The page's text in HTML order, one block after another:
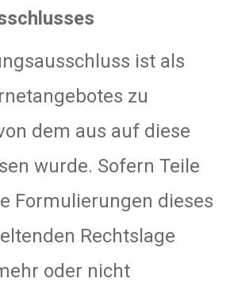
ist als
zu
dem aus auf diese
wurde. Sofern Teile
Formulierungen dieses
Rechtslage
oder nicht